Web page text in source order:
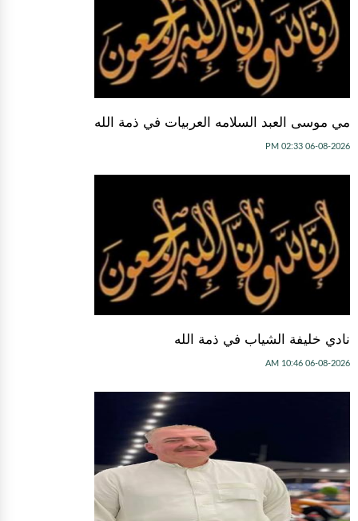
مي موسى العبد السلامه العربيات في ذمة الله
06-08-2026 02:33 PM
نادي خليفة الشياب في ذمة الله
06-08-2026 10:46 AM